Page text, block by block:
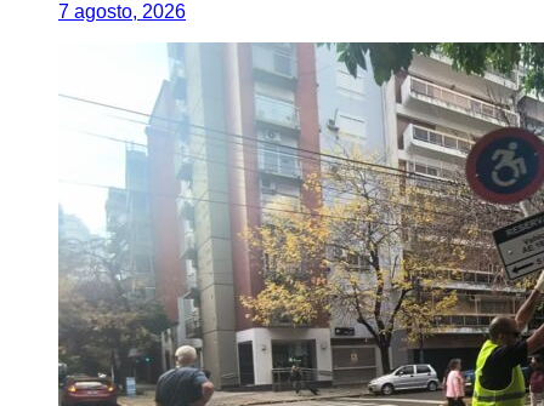
7 agosto, 2026